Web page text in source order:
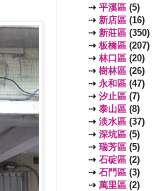
⇢ 平溪區 (5)
⇢ 新店區 (16)
⇢ 新莊區 (350)
⇢ 板橋區 (207)
⇢ 林口區 (20)
⇢ 樹林區 (26)
⇢ 永和區 (47)
⇢ 汐止區 (7)
⇢ 泰山區 (8)
⇢ 淡水區 (37)
⇢ 深坑區 (5)
⇢ 瑞芳區 (5)
⇢ 石碇區 (2)
⇢ 石門區 (3)
⇢ 萬里區 (2)